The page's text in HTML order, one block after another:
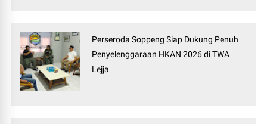
Perseroda Soppeng Siap Dukung Penuh
Penyelenggaraan HKAN 2026 di TWA
Lejja